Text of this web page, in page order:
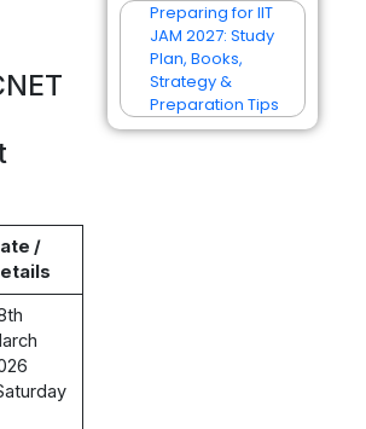
/
Preparing for IIT
JAM 2027: Study
Plan, Books,
Strategy &
Preparation Tips